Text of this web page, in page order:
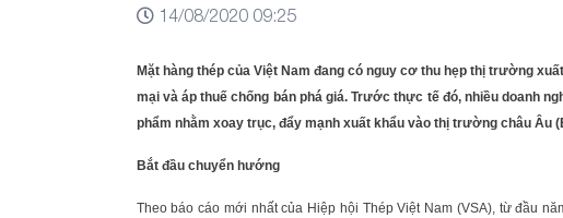
14/08/2020 09:25
Mặt hàng thép của Việt Nam đang có nguy cơ thu hẹp thị trường
mại và áp thuế chống bán phá giá. Trước thực tế đó, nhiều doanh
phẩm nhằm xoay trục, đẩy mạnh xuất khẩu vào thị trường châu Âu
Bắt đầu chuyển hướng
Theo báo cáo mới nhất của Hiệp hội Thép Việt Nam (VSA), từ đầu